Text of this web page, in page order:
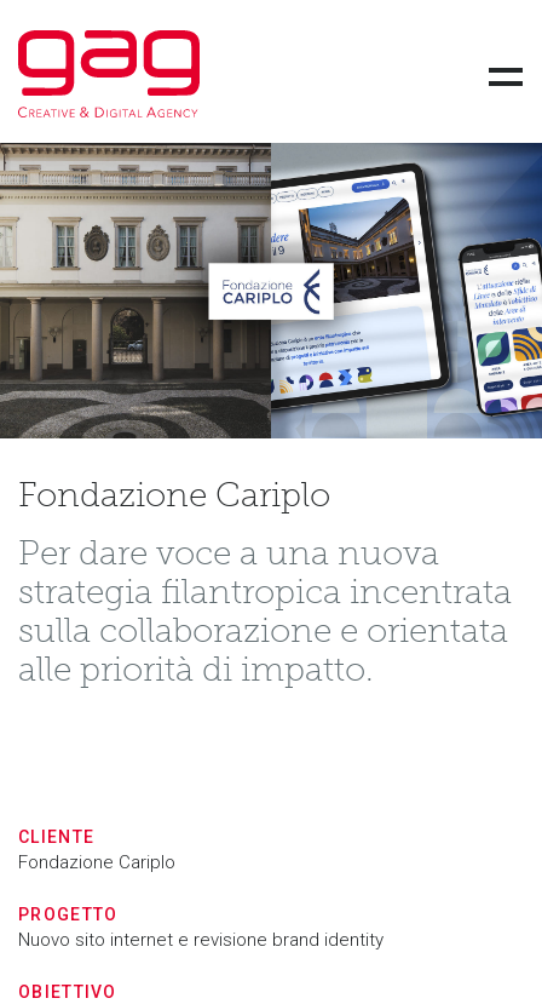
Gag Srl Società Benefit - Creative and Digital Agency
Menu
Fondazione Cariplo
Per dare voce a una nuova
strategia filantropica incentrata
sulla collaborazione e orientata
alle priorità di impatto.
CLIENTE
Fondazione Cariplo
PROGETTO
Nuovo sito internet e revisione brand identity
OBIETTIVO